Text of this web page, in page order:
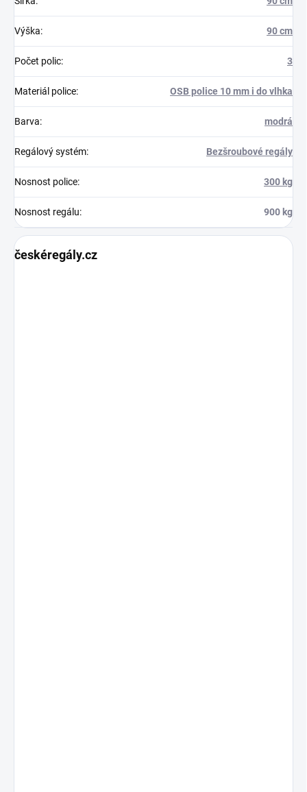
Výška: 90 cm
Počet polic: 3
Materiál police: OSB police 10 mm i do vlhka
Barva: modrá
Regálový systém: Bezšroubové regály
Nosnost police: 300 kg
Nosnost regálu: 900 kg
českéregály.cz